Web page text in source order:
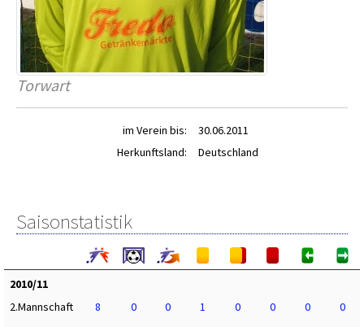
Torwart
im Verein bis:
30.06.2011
Herkunftsland:
Deutschland
Saisonstatistik
2010/11
2.Mannschaft
8 0 0 1 0 0 0
0